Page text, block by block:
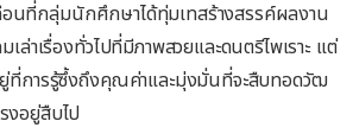
ดือนที่กลุ่มนักศึกษาได้ทุ่มเทสร้างสรรค์ผลงาน
ล่าเรื่องทั่วไปที่มีภาพสวยและดนตรีไพเราะ แต่
ที่การรู้ซึ้งถึงคุณค่าและมุ่งมั่นที่จะสืบทอดวัฒ
งอยู่สืบไป